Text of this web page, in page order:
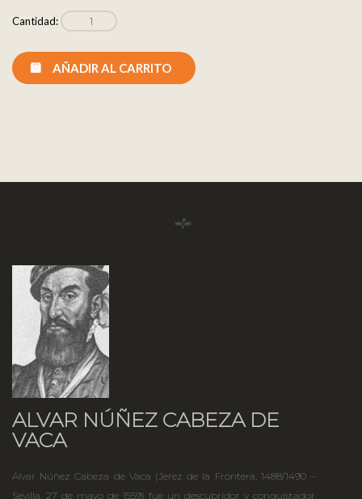
Cantidad:
AÑADIR AL CARRITO
ALVAR NÚÑEZ CABEZA DE
VACA
Álvar Núñez Cabeza de Vaca (Jerez de la Frontera, 1488/1490 –
Sevilla, 27 de mayo de 1559) fue un descubridor y conquistador